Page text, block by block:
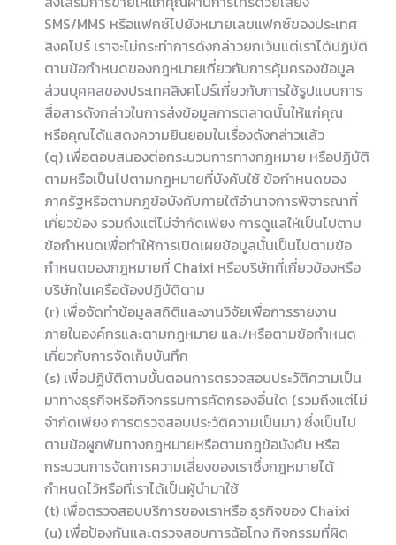
SMS/MMS หรือแฟกซ์ไปยังหมายเลขแฟกซ์ของประเทศ
สิงคโปร์ เราจะไม่กระทำการดังกล่าวยกเว้นแต่เราได้ปฏิบัติ
ตามข้อกำหนดของกฎหมายเกี่ยวกับการคุ้มครองข้อมูล
ส่วนบุคคลของประเทศสิงคโปร์เกี่ยวกับการใช้รูปแบบการ
สื่อสารดังกล่าวในการส่งข้อมูลการตลาดนั้นให้แก่คุณ
หรือคุณได้แสดงความยินยอมในเรื่องดังกล่าวแล้ว
(q) เพื่อตอบสนองต่อกระบวนการทางกฎหมาย หรือปฏิบัติ
ตามหรือเป็นไปตามกฎหมายที่บังคับใช้ ข้อกำหนดของ
ภาครัฐหรือตามกฎข้อบังคับภายใต้อำนาจการพิจารณาที่
เกี่ยวข้อง รวมถึงแต่ไม่จำกัดเพียง การดูแลให้เป็นไปตาม
ข้อกำหนดเพื่อทำให้การเปิดเผยข้อมูลนั้นเป็นไปตามข้อ
กำหนดของกฎหมายที่ Chaixi หรือบริษัทที่เกี่ยวข้องหรือ
บริษัทในเครือต้องปฏิบัติตาม
(r) เพื่อจัดทำข้อมูลสถิติและงานวิจัยเพื่อการรายงาน
ภายในองค์กรและตามกฎหมาย และ/หรือตามข้อกำหนด
เกี่ยวกับการจัดเก็บบันทึก
(s) เพื่อปฏิบัติตามขั้นตอนการตรวจสอบประวัติความเป็น
มาทางธุรกิจหรือกิจกรรมการคัดกรองอื่นใด (รวมถึงแต่ไม่
จำกัดเพียง การตรวจสอบประวัติความเป็นมา) ซึ่งเป็นไป
ตามข้อผูกพันทางกฎหมายหรือตามกฎข้อบังคับ หรือ
กระบวนการจัดการความเสี่ยงของเราซึ่งกฎหมายได้
กำหนดไว้หรือที่เราได้เป็นผู้นำมาใช้
(t) เพื่อตรวจสอบบริการของเราหรือ ธุรกิจของ Chaixi
(u) เพื่อป้องกันและตรวจสอบการฉ้อโกง กิจกรรมที่ผิด